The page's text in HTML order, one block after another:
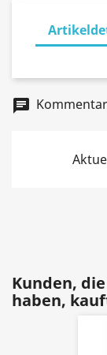
chat
Kunden,
haben,